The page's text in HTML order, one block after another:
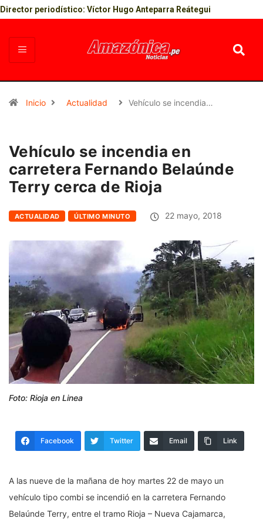
Director periodístico: Víctor Hugo Anteparra Reátegui
Inicio Actualidad Vehículo se incendia…
Vehículo se incendia en
carretera Fernando Belaúnde
Terry cerca de Rioja
ACTUALIDAD ÚLTIMO MINUTO 22 mayo, 2018
Foto: Rioja en Linea
Facebook Twitter Email Link
A las nueve de la mañana de hoy martes 22 de mayo un
vehículo tipo combi se incendió en la carretera Fernando
Belaúnde Terry, entre el tramo Rioja – Nueva Cajamarca,